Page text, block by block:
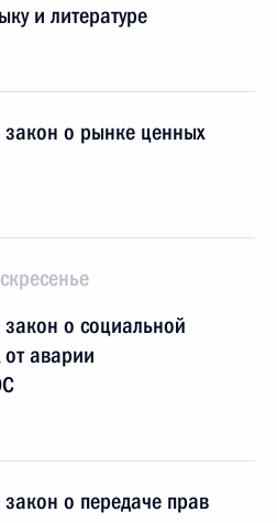
и литературе
о рынке ценных
о социальной
аварии
о передаче прав